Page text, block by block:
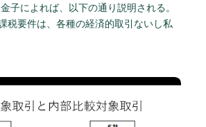
子によれば、以下の通り説明される。
税要件は、各種の経済的取引ないし私